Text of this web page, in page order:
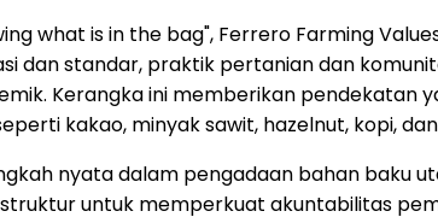
what is in the bag", Ferrero Farming
dan standar, praktik pertanian dan
Kerangka ini memberikan pendekatan
kakao, minyak sawit, hazelnut, kopi,
nyata dalam pengadaan bahan baku
untuk memperkuat akuntabilitas